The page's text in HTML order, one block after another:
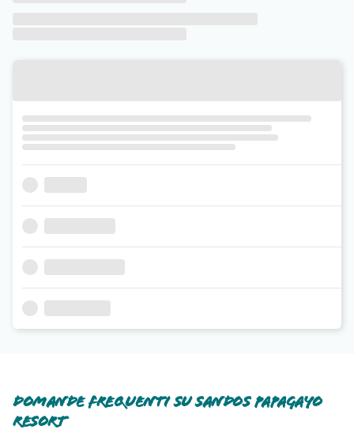
Domande frequenti su Sandos Papagayo
Resort